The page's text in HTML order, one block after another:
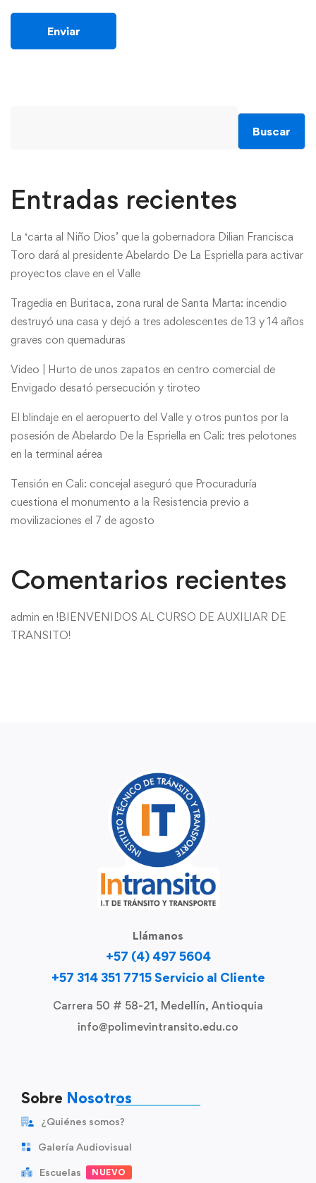
Buscar
Entradas recientes
La ‘carta al Niño Dios’ que la gobernadora Dilian Francisca
Toro dará al presidente Abelardo De La Espriella para activar
proyectos clave en el Valle
Tragedia en Buritaca, zona rural de Santa Marta: incendio
destruyó una casa y dejó a tres adolescentes de 13 y 14 años
graves con quemaduras
Video | Hurto de unos zapatos en centro comercial de
Envigado desató persecución y tiroteo
El blindaje en el aeropuerto del Valle y otros puntos por la
posesión de Abelardo De la Espriella en Cali: tres pelotones
en la terminal aérea
Tensión en Cali: concejal aseguró que Procuraduría
cuestiona el monumento a la Resistencia previo a
movilizaciones el 7 de agosto
Comentarios recientes
admin en !BIENVENIDOS AL CURSO DE AUXILIAR DE
TRANSITO!
Llámanos
+57 (4) 497 5604
+57 314 351 7715 Servicio al Cliente
Carrera 50 # 58-21, Medellín, Antioquia
info@polimevintransito.edu.co
Sobre Nosotros
¿Quiénes somos?
Galería Audiovisual
Escuelas NUEVO